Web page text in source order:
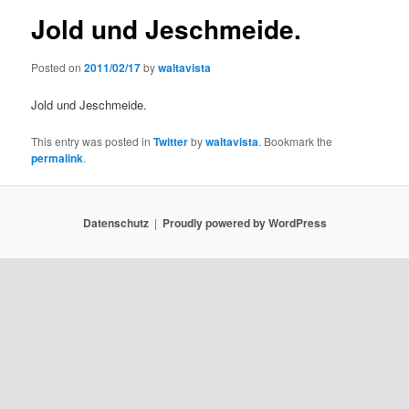
Jold und Jeschmeide.
Posted on2011/02/17bywaltavista
Jold und Jeschmeide.
This entry was posted inTwitterbywaltavista. Bookmark the
permalink.
Datenschutz Proudly powered by WordPress